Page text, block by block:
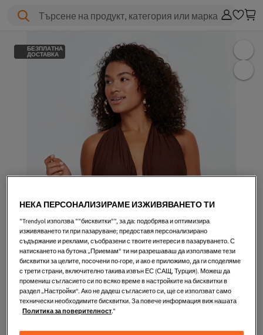
Търсене на продукт, категория или марка
БЕЗПЛАТНА
ДОСТАВКА
НЕКА ПЕРСОНАЛИЗИРАМЕ ИЗЖИВЯВАНЕТО ТИ
"Trendyol използва ""бисквитки"", за да: подобрява и оптимизира
изживяването ти при пазаруване; предоставя персонализирано
съдържание и реклами, съобразени с твоите интереси в пазаруването. С
натискането на бутона „Приемам“ ти ни разрешаваш да използваме тези
бисквитки за целите, посочени по-горе, и ако е приложимо, да ги споделяме
с трети страни, включително такива извън ЕС (САЩ, Турция). Можеш да
промениш съгласието си по всяко време в настройките на бисквитки в
раздел „Настройки“. Ако не дадеш съгласието си, ще се използват само
технически необходимите бисквитки. За повече информация виж нашата
Политика за поверителност."